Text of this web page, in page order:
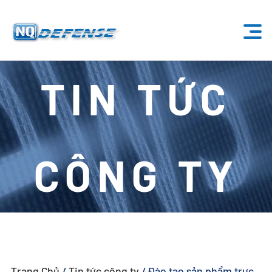
Trang Chủ
Sản Phẩm
- Hệ Thống Anti-Drone
- - Hệ Thống Anti-Drone Cố Định
- - - ND-BU001 Hệ Thống Anti-Drone Tiêu Chuẩn
- - - ND-BU002 Hệ Thống Anti-Drone Cao Cấp
- - - ND-BU004 Hệ Thống Anti-Drone An Ninh Cơ Sở
TIN TỨC
CÔNG TY